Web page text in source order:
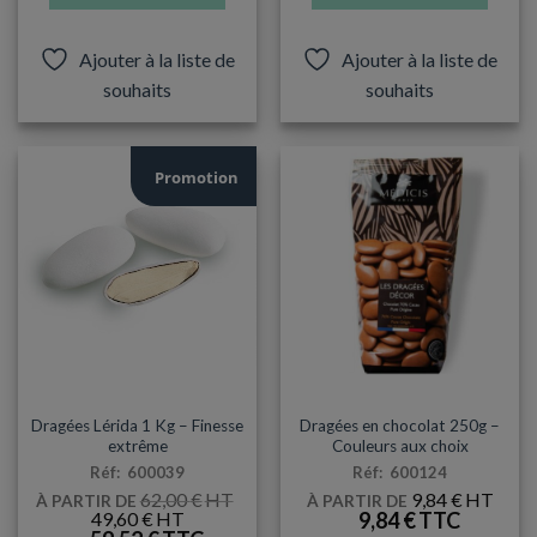
a
plusieurs
variations.
Les
options
peuvent
choisies
sur
la
Ajouter à la liste de
souhaits
a
plusieurs
variations.
options
peuvent
être
choisies
sur
la
page
du
produit
Ajouter à la liste de
souhaits
Promotion
Dragées Lérida 1 Kg – Finesse
extrême
Réf: 600039
À PARTIR DE 62,00€
LE
PRIX
49,60€
LE
PRIX
Dragées en chocolat 250g –
Couleurs aux choix
Réf: 600124
À PARTIR DE 9,84€
9,84€